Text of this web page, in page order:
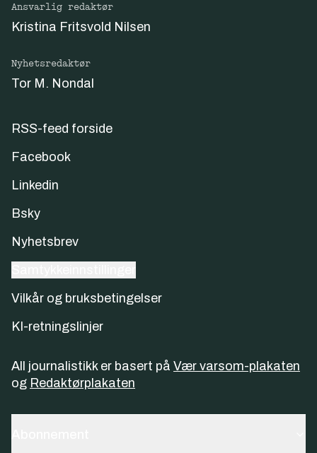
Ansvarlig redaktør
Kristina Fritsvold Nilsen
Nyhetsredaktør
Tor M. Nondal
RSS-feed forside
Facebook
Linkedin
Bsky
Nyhetsbrev
Vilkår og bruksbetingelser
KI-retningslinjer
All journalistikk er basert på Vær varsom-plakaten
og Redaktørplakaten